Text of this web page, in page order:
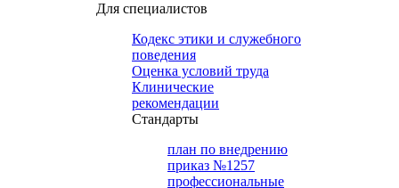
Для специалистов
Кодекс этики и служебного
поведения
Оценка условий труда
Клинические
рекомендации
Cтандарты
план по внедрению
приказ №1257
профессиональные